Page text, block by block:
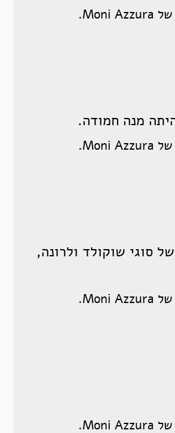
מנה חמודה.
סוגי שוקולד ולרונה,